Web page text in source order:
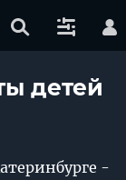
детей
-